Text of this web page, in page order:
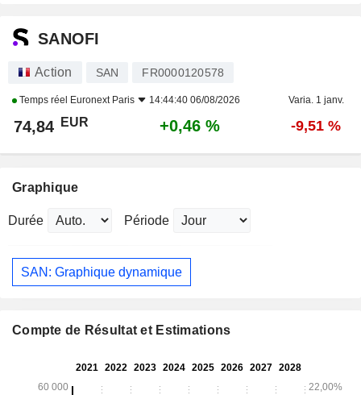
SANOFI
Action SAN FR0000120578
Temps réel Euronext Paris 14:44:40 06/08/2026 Varia. 1 janv.
74,84 EUR +0,46 % -9,51 %
Graphique
Durée Période
SAN: Graphique dynamique
Compte de Résultat et Estimations